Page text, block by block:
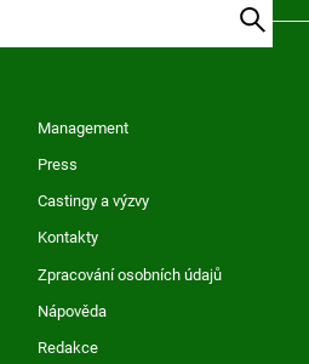
Management
Press
Castingy a výzvy
Kontakty
Zpracování osobních údajů
Nápověda
Redakce